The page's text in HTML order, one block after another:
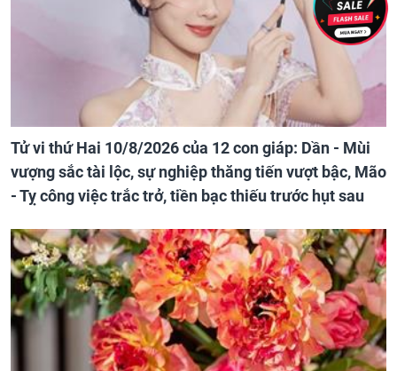
Tử vi thứ Hai 10/8/2026 của 12 con giáp: Dần - Mùi
vượng sắc tài lộc, sự nghiệp thăng tiến vượt bậc, Mão
- Tỵ công việc trắc trở, tiền bạc thiếu trước hụt sau